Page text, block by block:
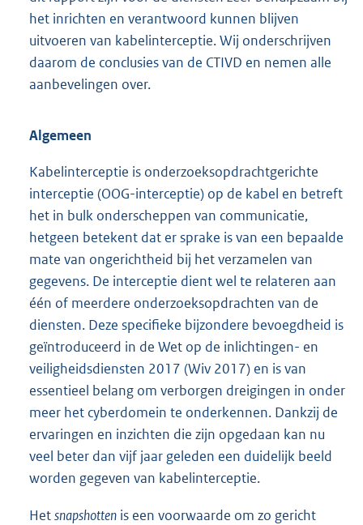
het inrichten en verantwoord kunnen blijven
uitvoeren van kabelinterceptie. Wij onderschrijven
daarom de conclusies van de CTIVD en nemen alle
aanbevelingen over.
Algemeen
Kabelinterceptie is onderzoeksopdrachtgerichte
interceptie (OOG-interceptie) op de kabel en betreft
het in bulk onderscheppen van communicatie,
hetgeen betekent dat er sprake is van een bepaalde
mate van ongerichtheid bij het verzamelen van
gegevens. De interceptie dient wel te relateren aan
één of meerdere onderzoeksopdrachten van de
diensten. Deze specifieke bijzondere bevoegdheid is
geïntroduceerd in de Wet op de inlichtingen- en
veiligheidsdiensten 2017 (Wiv 2017) en is van
essentieel belang om verborgen dreigingen in onder
meer het cyberdomein te onderkennen. Dankzij de
ervaringen en inzichten die zijn opgedaan kan nu
veel beter dan vijf jaar geleden een duidelijk beeld
worden gegeven van kabelinterceptie.
Hetsnapshotten is een voorwaarde om zo gericht